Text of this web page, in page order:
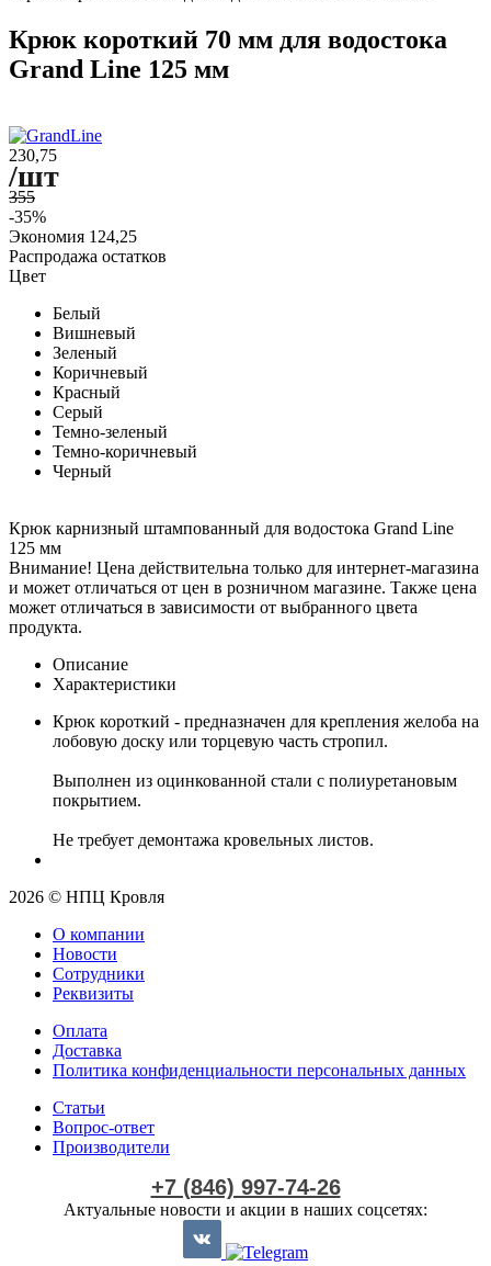
Крюк короткий 70 мм для водостока
Grand Line 125 мм
230,75
/шт
355
-35%
Экономия 124,25
Распродажа остатков
Цвет
Белый
Вишневый
Зеленый
Коричневый
Красный
Серый
Темно-зеленый
Темно-коричневый
Черный
Крюк карнизный штампованный для водостока Grand Line
125 мм
Внимание! Цена действительна только для интернет-магазина
и может отличаться от цен в розничном магазине. Также цена
может отличаться в зависимости от выбранного цвета
продукта.
Описание
Характеристики
Крюк короткий - предназначен для крепления желоба на
лобовую доску или торцевую часть стропил.
Выполнен из оцинкованной стали с полиуретановым
покрытием.
Не требует демонтажа кровельных листов.
2026 © НПЦ Кровля
О компании
Новости
Сотрудники
Реквизиты
Оплата
Доставка
Политика конфиденциальности персональных данных
Статьи
Вопрос-ответ
Производители
+7 (846) 997-74-26
Актуальные новости и акции в наших соцсетях: